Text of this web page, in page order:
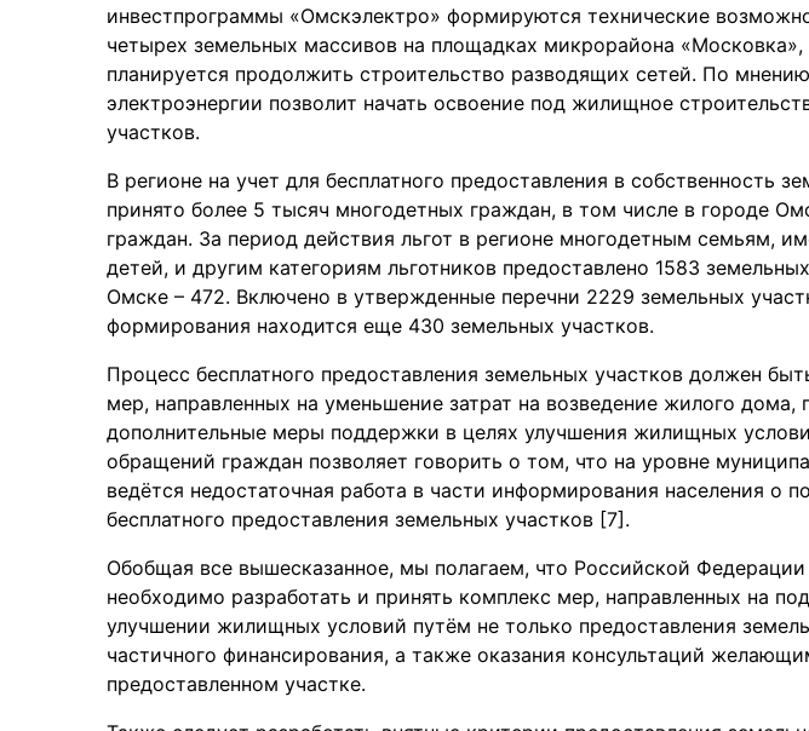
инвестпрограммы «Омскэлектро» формируются технические
четырех земельных массивов на площадках микрорайона «Московка»,
планируется продолжить строительство разводящих сетей. По
электроэнергии позволит начать освоение под жилищное
участков.
В регионе на учет для бесплатного предоставления в собственность
принято более 5 тысяч многодетных граждан, в том числе в городе
граждан. За период действия льгот в регионе многодетным семьям,
детей, и другим категориям льготников предоставлено 1583
Омске – 472. Включено в утвержденные перечни 2229 земельных
формирования находится еще 430 земельных участков.
Процесс бесплатного предоставления земельных участков должен
мер, направленных на уменьшение затрат на возведение жилого дома,
дополнительные меры поддержки в целях улучшения жилищных
обращений граждан позволяет говорить о том, что на уровне
ведётся недостаточная работа в части информирования населения о
бесплатного предоставления земельных участков [7].
Обобщая все вышесказанное, мы полагаем, что Российской
необходимо разработать и принять комплекс мер, направленных на
улучшении жилищных условий путём не только предоставления
частичного финансирования, а также оказания консультаций
предоставленном участке.